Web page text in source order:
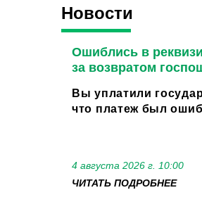
Новости
Ошиблись в
за возвратом
Вы уплатили
что платеж был
4 августа 2026 г. 10:00
ЧИТАТЬ ПОДРОБНЕЕ